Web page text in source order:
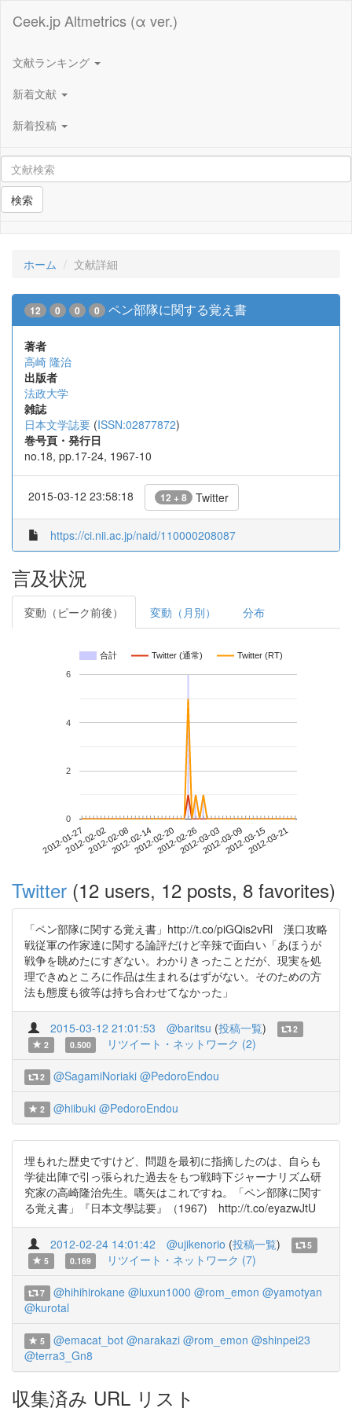
Ceek.jp Altmetrics (α ver.)
文献ランキング
新着文献
新着投稿
検索
ホーム 文献詳細
12 0 0 0 ペン部隊に関する覚え書
著者
高崎 隆治
出版者
法政大学
雑誌
日本文学誌要 (ISSN:02877872)
巻号頁・発行日
no.18, pp.17-24, 1967-10
2015-03-12 23:58:18 12 + 8 Twitter
https://ci.nii.ac.jp/naid/110000208087
言及状況
変動（ピーク前後） 変動（月別） 分布
合計 Twitter (通常) Twitter (RT)
2012-01-272012-02-022012-02-082012-02-142012-02-202012-02-262012-03-032012-03-092012-03-152012-03-21
0
2
4
6
Twitter (12 users, 12 posts, 8 favorites)
「ペン部隊に関する覚え書」http://t.co/piGQis2vRl 漢口攻略
戦従軍の作家達に関する論評だけど辛辣で面白い「あほうが
戦争を眺めたにすぎない。わかりきったことだが、現実を処
理できぬところに作品は生まれるはずがない。そのための方
法も態度も彼等は持ち合わせてなかった」
2015-03-12 21:01:53 @baritsu (投稿一覧)
2
2
0.500 リツイート・ネットワーク (2)
2 @SagamiNoriaki @PedoroEndou
2 @hiibuki @PedoroEndou
埋もれた歴史ですけど、問題を最初に指摘したのは、自らも
学徒出陣で引っ張られた過去をもつ戦時下ジャーナリズム研
究家の高崎隆治先生。嚆矢はこれですね。「ペン部隊に関す
る覚え書」『日本文學誌要』（1967) http://t.co/eyazwJtU
2012-02-24 14:01:42 @ujikenorio (投稿一覧)
5
5
0.169 リツイート・ネットワーク (7)
7 @hihihirokane @luxun1000 @rom_emon @yamotyan
@kurotal
5 @emacat_bot @narakazi @rom_emon @shinpei23
@terra3_Gn8
収集済み URL リスト